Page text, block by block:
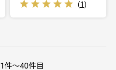
(1)
1件～40件目